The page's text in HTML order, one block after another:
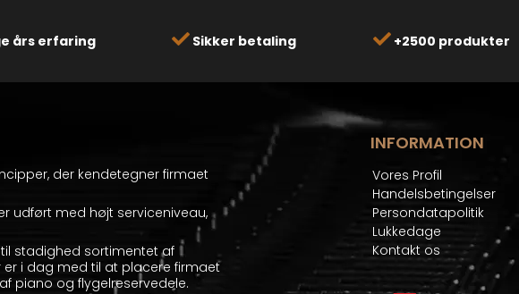
års erfaring Sikker betaling +2500 produkter
der kendetegner firmaet
udført med højt serviceniveau,
stadighed sortimentet af
er i dag med til at placere firmaet
piano og flygelreservedele.
INFORMATION
Vores Profil
Handelsbetingelser
Persondatapolitik
Lukkedage
Kontakt os